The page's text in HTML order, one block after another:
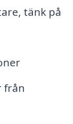
tänk på
från